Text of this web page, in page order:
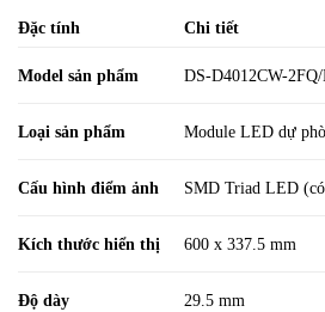
Đặc tính Chi tiết
Model sản phẩm DS-D4012CW-
Loại sản phẩm Module LED dự
Cấu hình điểm ảnh SMD Triad LED
Kích thước hiển thị 600 x 337.5 mm
Độ dày 29.5 mm